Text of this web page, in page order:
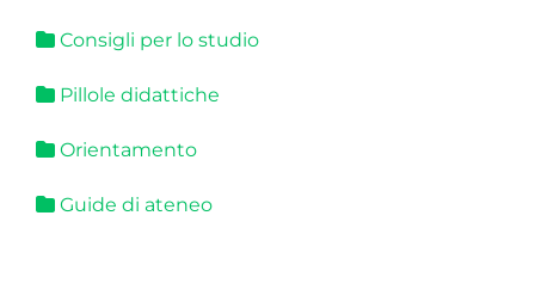
Consigli per lo studio
Pillole didattiche
Orientamento
Guide di ateneo